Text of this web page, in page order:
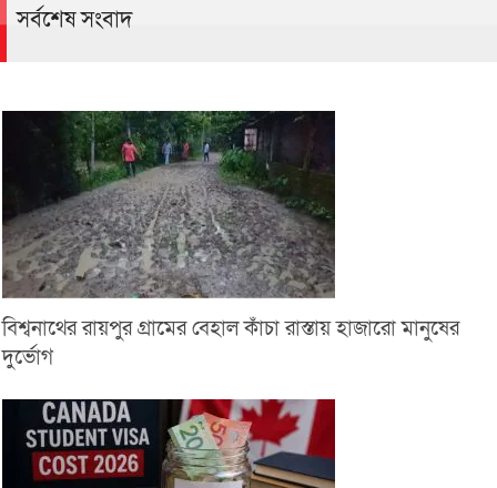
সর্বশেষ সংবাদ
বিশ্বনাথের রায়পুর গ্রামের বেহাল কাঁচা রাস্তায় হাজারো মানুষের
দুর্ভোগ